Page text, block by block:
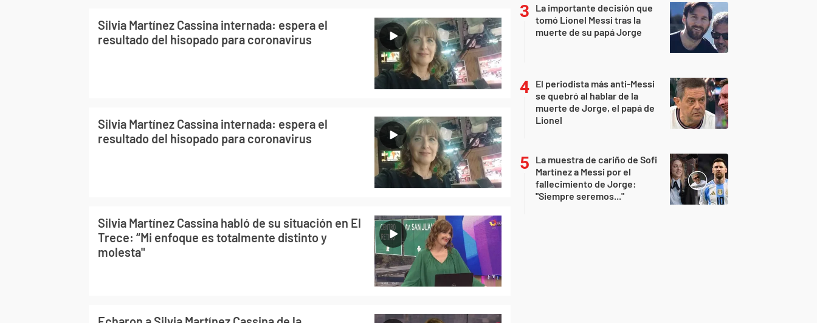
Silvia Martínez Cassina internada: espera el
resultado del hisopado para coronavirus
Silvia Martínez Cassina internada: espera el
resultado del hisopado para coronavirus
Silvia Martínez Cassina habló de su situación en El
Trece: “Mi enfoque es totalmente distinto y
molesta"
La importante decisión que
tomó Lionel Messi tras la
muerte de su papá Jorge
El periodista más anti-Messi
se quebró al hablar de la
muerte de Jorge, el papá de
Lionel
La muestra de cariño de Sofi
Martínez a Messi por el
fallecimiento de Jorge:
"Siempre seremos..."